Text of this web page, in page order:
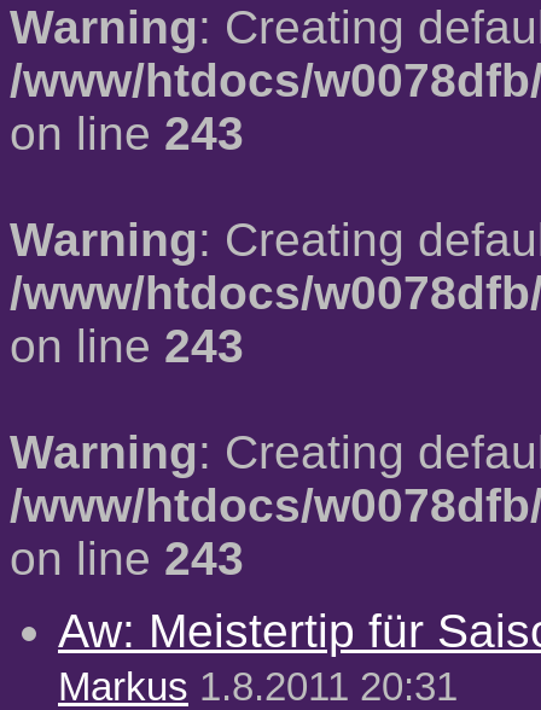
Warning: Creating
/www/htdocs/
on line 243
Warning: Creating
/www/htdocs/
on line 243
Warning: Creating
/www/htdocs/
on line 243
Aw: Meistertip für
Markus 1.8.2011 20:31